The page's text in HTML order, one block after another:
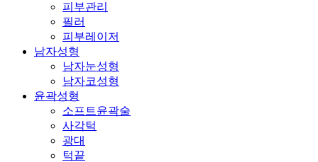
피부관리
필러
피부레이저
남자성형
남자눈성형
남자코성형
윤곽성형
소프트윤곽술
사각턱
광대
턱끝